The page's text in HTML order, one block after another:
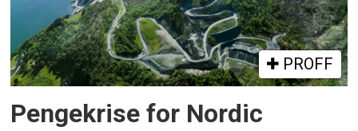
PROFF
Pengekrise for Nordic